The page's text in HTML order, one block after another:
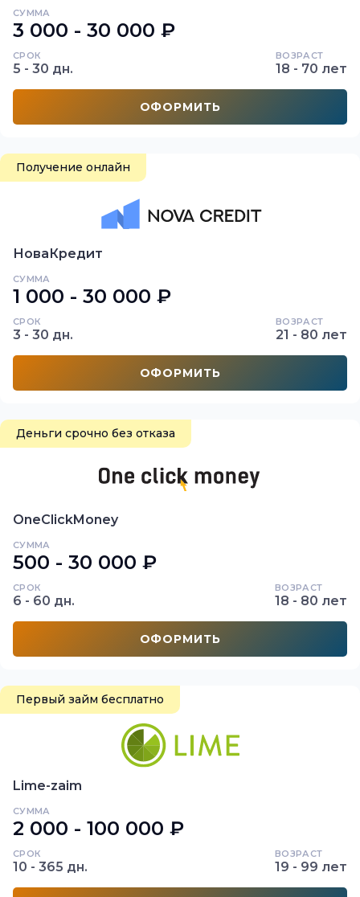
СУММА
3 000 - 30 000 ₽
СРОК
5 - 30 дн.
ВОЗРАСТ
18 - 70 лет
ОФОРМИТЬ
Получение онлайн
НоваКредит
СУММА
1 000 - 30 000 ₽
СРОК
3 - 30 дн.
ВОЗРАСТ
21 - 80 лет
ОФОРМИТЬ
Деньги срочно без отказа
OneClickMoney
СУММА
500 - 30 000 ₽
СРОК
6 - 60 дн.
ВОЗРАСТ
18 - 80 лет
ОФОРМИТЬ
Первый займ бесплатно
Lime-zaim
СУММА
2 000 - 100 000 ₽
СРОК
10 - 365 дн.
ВОЗРАСТ
19 - 99 лет